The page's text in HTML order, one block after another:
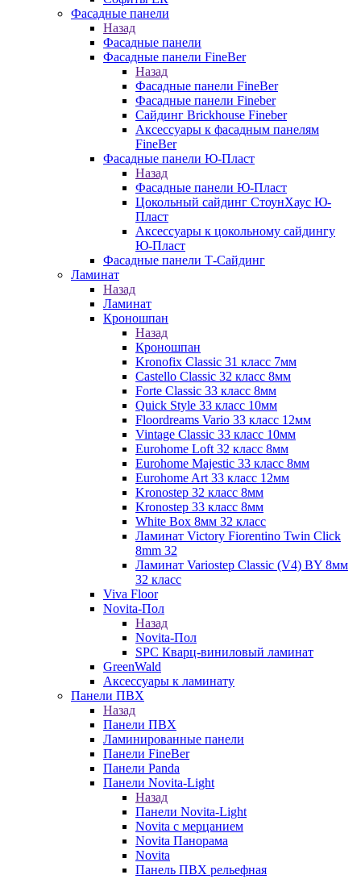
Фасадные панели
Назад
Фасадные панели
Фасадные панели FineBer
Назад
Фасадные панели FineBer
Фасадные панели Fineber
Сайдинг Brickhouse Fineber
Аксессуары к фасадным панелям
FineBer
Фасадные панели Ю-Пласт
Назад
Фасадные панели Ю-Пласт
Цокольный сайдинг СтоунХаус Ю-
Пласт
Аксессуары к цокольному сайдингу
Ю-Пласт
Фасадные панели Т-Сайдинг
Ламинат
Назад
Ламинат
Кроношпан
Назад
Кроношпан
Kronofix Classic 31 класс 7мм
Castello Classic 32 класс 8мм
Forte Classic 33 класс 8мм
Quick Style 33 класс 10мм
Floordreams Vario 33 класс 12мм
Vintage Classic 33 класс 10мм
Eurohome Loft 32 класс 8мм
Eurohome Majestic 33 класс 8мм
Eurohome Art 33 класс 12мм
Kronostep 32 класс 8мм
Kronostep 33 класс 8мм
White Box 8мм 32 класс
Ламинат Victory Fiorentino Twin Click
8mm 32
Ламинат Variostep Classic (V4) BY 8мм
32 класс
Viva Floor
Novita-Пол
Назад
Novita-Пол
SPC Кварц-виниловый ламинат
GreenWald
Аксессуары к ламинату
Панели ПВХ
Назад
Панели ПВХ
Ламинированные панели
Панели FineBer
Панели Panda
Панели Novita-Light
Назад
Панели Novita-Light
Novita с мерцанием
Novita Панорама
Novita
Панель ПВХ рельефная